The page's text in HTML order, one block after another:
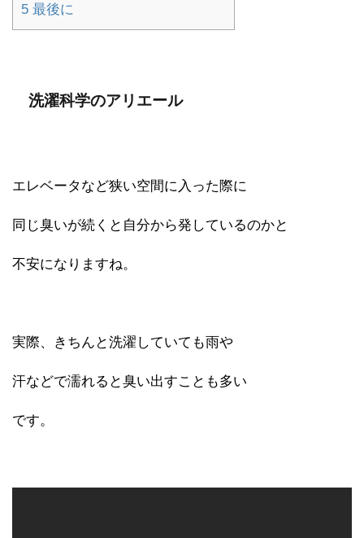
5 最後に
洗濯科学のアリエール
エレベータなど狭い空間に入った際に
同じ臭いが続くと自分から発しているのかと
不安になりますね。
実際、きちんと洗濯していても雨や
汗などで濡れると臭い出すことも多い
です。